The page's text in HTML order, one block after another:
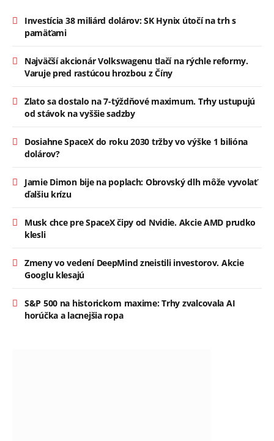
Investícia 38 miliárd dolárov: SK Hynix útočí na trh s
pamäťami
Najväčší akcionár Volkswagenu tlačí na rýchle reformy.
Varuje pred rastúcou hrozbou z Číny
Zlato sa dostalo na 7-týždňové maximum. Trhy ustupujú
od stávok na vyššie sadzby
Dosiahne SpaceX do roku 2030 tržby vo výške 1 bilióna
dolárov?
Jamie Dimon bije na poplach: Obrovský dlh môže vyvolať
ďalšiu krízu
Musk chce pre SpaceX čipy od Nvidie. Akcie AMD prudko
klesli
Zmeny vo vedení DeepMind zneistili investorov. Akcie
Googlu klesajú
S&P 500 na historickom maxime: Trhy zvalcovala AI
horúčka a lacnejšia ropa